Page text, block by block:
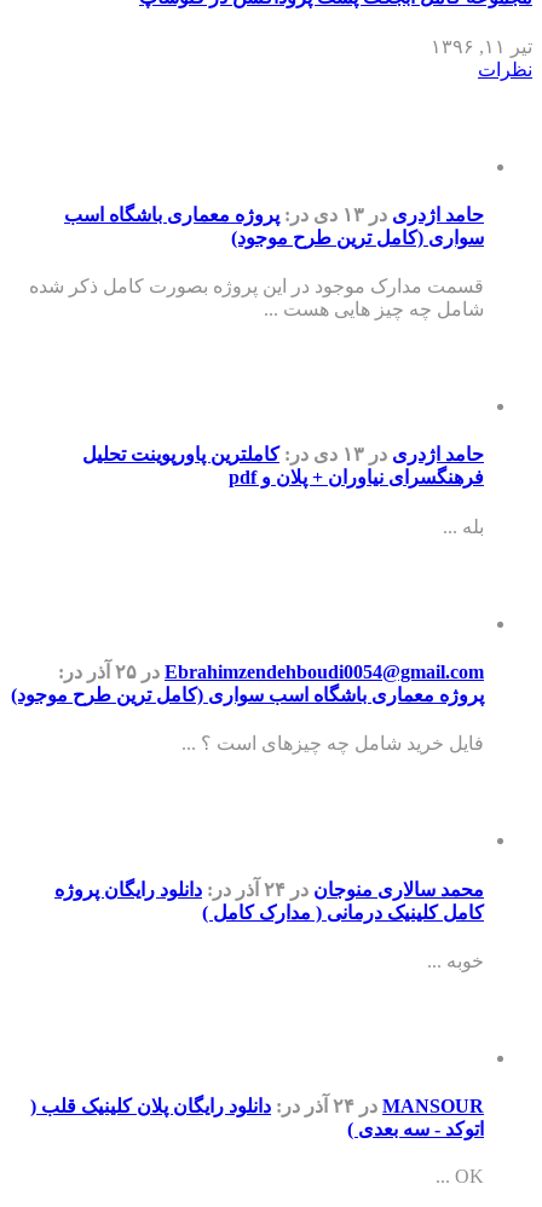
تیر ۱۱, ۱۳۹۶
نظرات
حامد اژدری در ۱۳ دی در: پروژه معماری باشگاه اسب
سواری (کامل ترین طرح موجود)
قسمت مدارک موجود در این پروژه بصورت کامل ذکر شده
شامل چه چیز هایی هست ...
حامد اژدری در ۱۳ دی در: کاملترین پاورپوینت تحلیل
فرهنگسرای نیاوران + پلان و pdf
بله ...
Ebrahimzendehboudi0054@gmail.com در ۲۵ آذر
در:
پروژه معماری باشگاه اسب سواری (کامل ترین طرح موجود)
فایل خرید شامل چه چیزهای است ؟ ...
محمد سالاری منوجان در ۲۴ آذر در: دانلود رایگان پروژه
کامل کلینیک درمانی ( مدارک کامل )
خوبه ...
MANSOUR در ۲۴ آذر در: دانلود رایگان پلان کلینیک قلب (
اتوکد - سه بعدی )
OK ...